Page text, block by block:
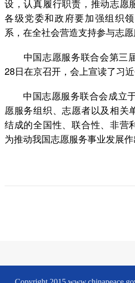
设，认真履行职责，推动志愿
各级党委和政府要加强组织
系，在全社会营造支持参与志愿
中国志愿服务联合会第三
28日在京召开，会上宣读了习近
中国志愿服务联合会成立
愿服务组织、志愿者以及相关
结成的全国性、联合性、非营
为推动我国志愿服务事业发展作